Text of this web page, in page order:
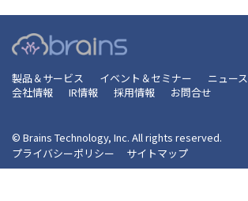
製品＆サービス イベント＆セミナー ニュース
会社情報
IR情報 採用情報 お問合せ
© Brains Technology, Inc. All rights reserved.
プライバシーポリシー
サイトマップ